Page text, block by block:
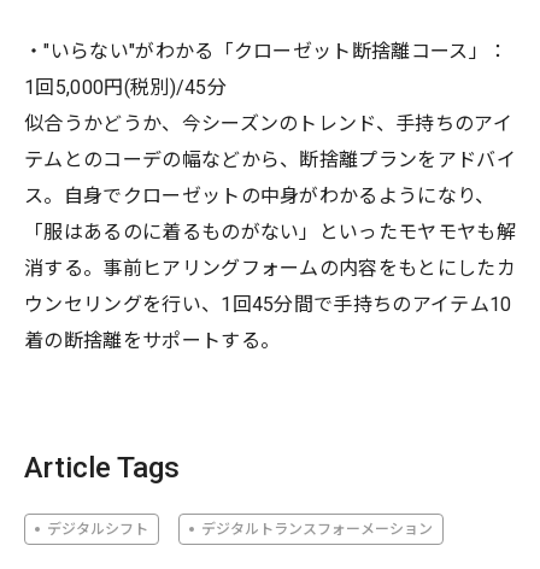
・"いらない"がわかる「クローゼット断捨離コース」：
1回5,000円(税別)/45分
似合うかどうか、今シーズンのトレンド、手持ちのアイ
テムとのコーデの幅などから、断捨離プランをアドバイ
ス。自身でクローゼットの中身がわかるようになり、
「服はあるのに着るものがない」といったモヤモヤも解
消する。事前ヒアリングフォームの内容をもとにしたカ
ウンセリングを行い、1回45分間で手持ちのアイテム10
着の断捨離をサポートする。
Article Tags
デジタルシフト デジタルトランスフォーメーション